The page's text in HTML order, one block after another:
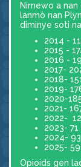
Nimewo a
lanmò nan
diminye soti
2014 -
2015 -
2016 -
2017-
2018-
2019-
2020-
2021-
2022-
2023-
2024-
2025-
Opioids gen